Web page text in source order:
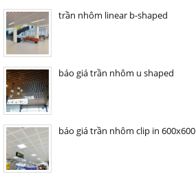
trần nhôm linear b-shaped
báo giá trần nhôm u shaped
báo giá trần nhôm clip in 600x600